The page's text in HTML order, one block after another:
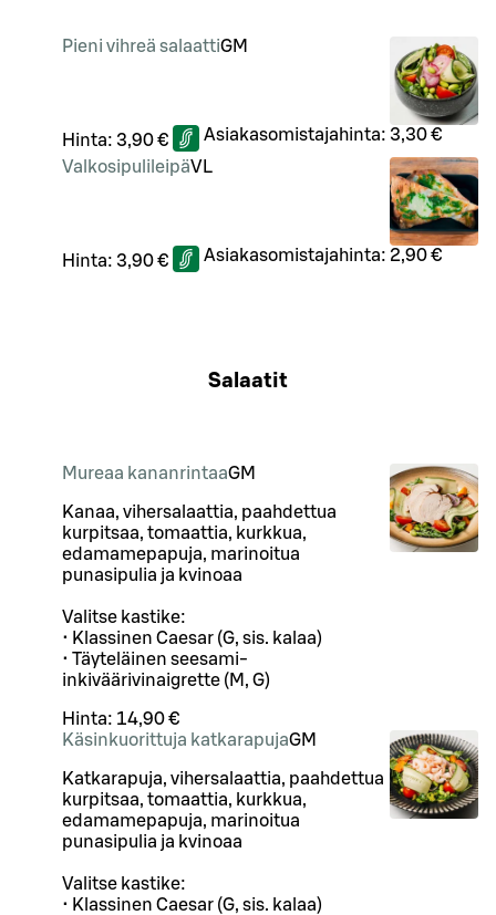
Pieni vihreä salaattiGM
Hinta: 3,90 € Asiakasomistajahinta: 3,30 €
ValkosipulileipäVL
Hinta: 3,90 € Asiakasomistajahinta: 2,90 €
Salaatit
Mureaa kananrintaaGM
Kanaa, vihersalaattia, paahdettua
kurpitsaa, tomaattia, kurkkua,
edamamepapuja, marinoitua
punasipulia ja kvinoaa
Valitse kastike:
• Klassinen Caesar (G, sis. kalaa)
• Täyteläinen seesami-
inkiväärivinaigrette (M, G)
Hinta: 14,90 €
Käsinkuorittuja katkarapujaGM
Katkarapuja, vihersalaattia, paahdettua
kurpitsaa, tomaattia, kurkkua,
edamamepapuja, marinoitua
punasipulia ja kvinoaa
Valitse kastike:
• Klassinen Caesar (G, sis. kalaa)